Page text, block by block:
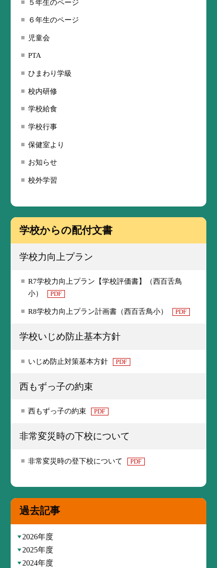
５年生のページ
６年生のページ
児童会
PTA
ひまわり学級
校内研修
学校給食
学校行事
保健室より
お知らせ
校外学習
学校からの配付文書
学校力向上プラン
R7学校力向上プラン【学校評価書】（西百舌鳥
小）
PDF
R8学校力向上プラン計画書（西百舌鳥小） PDF
学校いじめ防止基本方針
いじめ防止対策基本方針 PDF
西もずっ子の約束
西もずっ子の約束 PDF
非常変災時の下校について
非常変災時の登下校について PDF
過去記事
2026年度
2025年度
2024年度